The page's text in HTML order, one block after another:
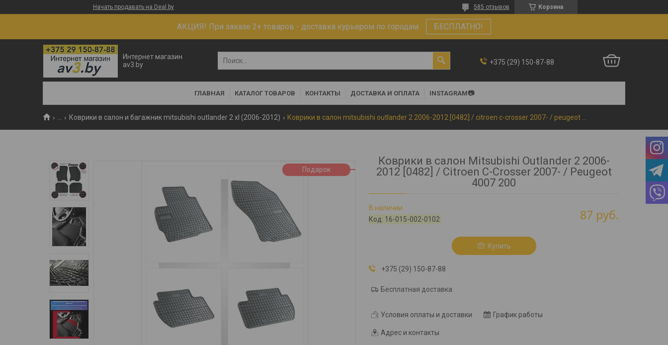
Начать продавать на Deal.by Корзина
585 отзывов
АКЦИЯ! При заказе 2+ товаров - доставка курьером по городам БЕСПЛАТНО!
Интернет магазин
av3.by
+375 (29) 150-87-88
ГЛАВНАЯ КАТАЛОГ ТОВАРОВ КОНТАКТЫ ДОСТАВКА И ОПЛАТА INSTAGRAM📷
Коврики в салон и багажник mitsubishi outlander 2 xl (2006-2012)
Подарок
Коврики в салон Mitsubishi Outlander 2 2006-
2012 [0482] / Citroen C-Crosser 2007- / Peugeot
4007 200
В наличии
Код: 16-015-002-0102 87 руб.
Купить
+375 (29) 150-87-88
Бесплатная доставка
Условия оплаты и доставки График работы
Адрес и контакты